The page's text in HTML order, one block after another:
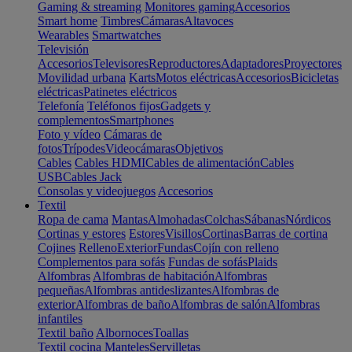
Gaming & streaming Monitores gamingAccesorios
Smart home TimbresCámarasAltavoces
Wearables Smartwatches
Televisión
AccesoriosTelevisoresReproductoresAdaptadoresProyectores
Movilidad urbana KartsMotos eléctricasAccesoriosBicicletas
eléctricasPatinetes eléctricos
Telefonía Teléfonos fijosGadgets y
complementosSmartphones
Foto y vídeo Cámaras de
fotosTrípodesVideocámarasObjetivos
Cables Cables HDMICables de alimentaciónCables
USBCables Jack
Consolas y videojuegos Accesorios
Textil
Ropa de cama MantasAlmohadasColchasSábanasNórdicos
Cortinas y estores EstoresVisillosCortinasBarras de cortina
Cojines RellenoExteriorFundasCojín con relleno
Complementos para sofás Fundas de sofásPlaids
Alfombras Alfombras de habitaciónAlfombras
pequeñasAlfombras antideslizantesAlfombras de
exteriorAlfombras de bañoAlfombras de salónAlfombras
infantiles
Textil baño AlbornocesToallas
Textil cocina MantelesServilletas